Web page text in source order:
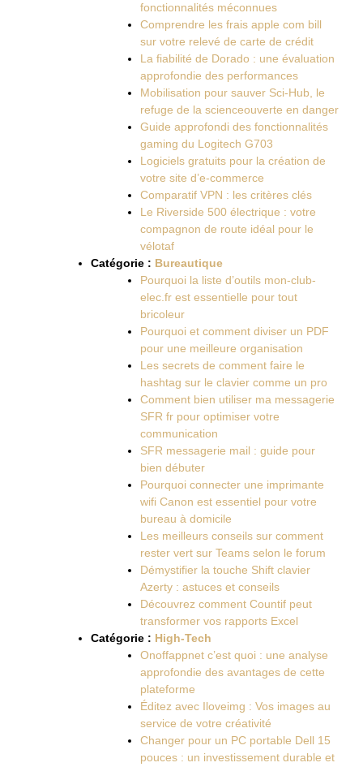
fonctionnalités méconnues
Comprendre les frais apple com bill
sur votre relevé de carte de crédit
La fiabilité de Dorado : une évaluation
approfondie des performances
Mobilisation pour sauver Sci-Hub, le
refuge de la scienceouverte en danger
Guide approfondi des fonctionnalités
gaming du Logitech G703
Logiciels gratuits pour la création de
votre site d’e-commerce
Comparatif VPN : les critères clés
Le Riverside 500 électrique : votre
compagnon de route idéal pour le
vélotaf
Catégorie : Bureautique
Pourquoi la liste d’outils mon-club-
elec.fr est essentielle pour tout
bricoleur
Pourquoi et comment diviser un PDF
pour une meilleure organisation
Les secrets de comment faire le
hashtag sur le clavier comme un pro
Comment bien utiliser ma messagerie
SFR fr pour optimiser votre
communication
SFR messagerie mail : guide pour
bien débuter
Pourquoi connecter une imprimante
wifi Canon est essentiel pour votre
bureau à domicile
Les meilleurs conseils sur comment
rester vert sur Teams selon le forum
Démystifier la touche Shift clavier
Azerty : astuces et conseils
Découvrez comment Countif peut
transformer vos rapports Excel
Catégorie : High-Tech
Onoffappnet c’est quoi : une analyse
approfondie des avantages de cette
plateforme
Éditez avec Iloveimg : Vos images au
service de votre créativité
Changer pour un PC portable Dell 15
pouces : un investissement durable et